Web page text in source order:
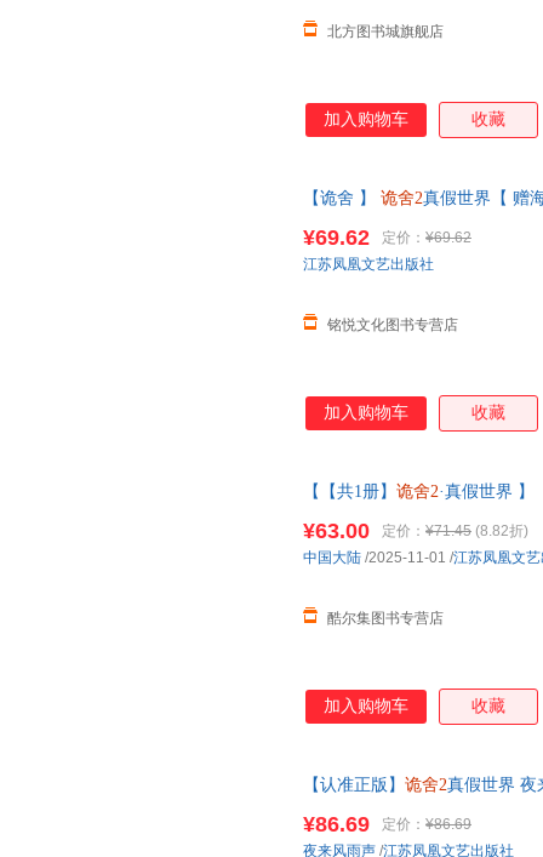
北方图书城旗舰店
加入购物车 收藏
【诡舍 】 诡舍2真假世界【 赠
¥69.62 定价： ¥69.62
铭悦文化图书专营店
江苏凤凰文艺出版社
加入购物车 收藏
【【共1册】 诡舍2·真假世界 】
准】
¥63.00 定价： ¥71.45 (8.82折)
酷尔集图书专营店
中国大陆 /2025-11-01 /江苏凤凰文
加入购物车 收藏
【认准正版】 诡舍2真假世界 夜
¥86.69 定价： ¥86.69
夜来风雨声 /江苏凤凰文艺出版社